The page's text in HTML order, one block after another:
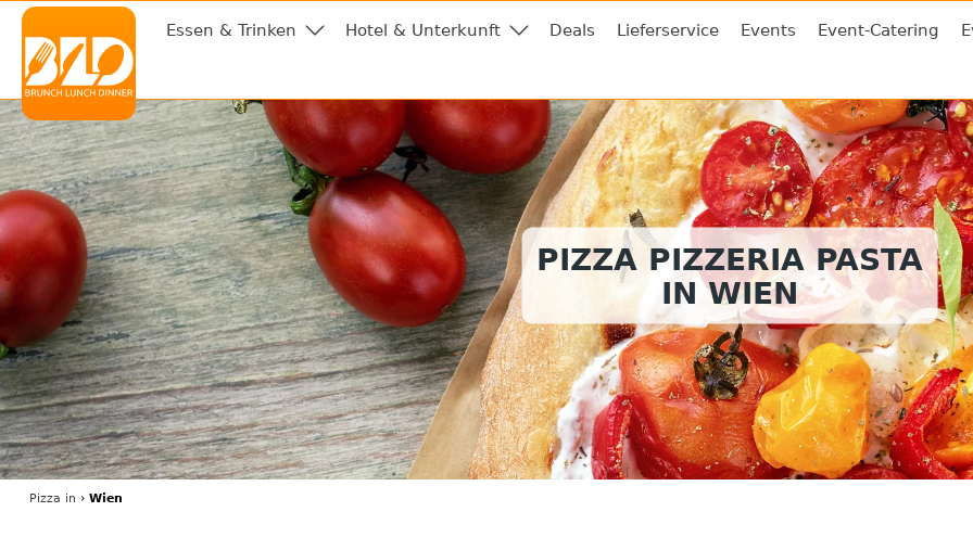
Essen & Trinken Hotel & Unterkunft Deals Lieferservice Events Event-Catering
PIZZA PIZZERIA PASTA
IN WIEN
Pizza in › Wien